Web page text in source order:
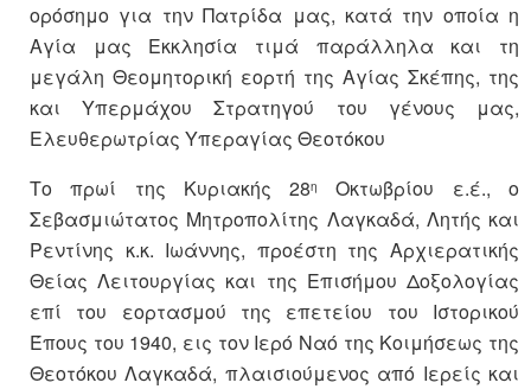
ορόσημο για την Πατρίδα μας, κατά την οποία η
Αγία μας Εκκλησία τιμά παράλληλα και τη
μεγάλη Θεομητορική εορτή της Αγίας Σκέπης, της
και Υπερμάχου Στρατηγού του γένους μας,
Ελευθερωτρίας Υπεραγίας Θεοτόκου
Το πρωί της Κυριακής 28η
Οκτωβρίου ε.έ., ο
Σεβασμιώτατος Μητροπολίτης Λαγκαδά, Λητής και
Ρεντίνης κ.κ. Ιωάννης, προέστη της Αρχιερατικής
Θείας Λειτουργίας και της Επισήμου Δοξολογίας
επί του εορτασμού της επετείου του Ιστορικού
Έπους του 1940, εις τον Ιερό Ναό της Κοιμήσεως της
Θεοτόκου Λαγκαδά, πλαισιούμενος από Ιερείς και